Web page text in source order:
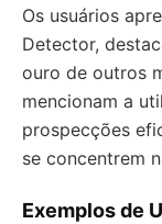
Os usuários
Detector,
ouro de outros
mencionam a
prospecções
se concentrem
Exemplos de